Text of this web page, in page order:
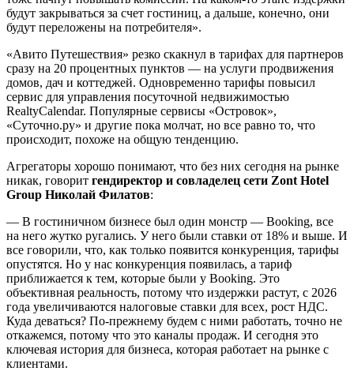
будут закрываться за счет гостиниц, а дальше, конечно, они
будут переложены на потребителя».
«Авито Путешествия» резко скакнул в тарифах для партнеров
сразу на 20 процентных пунктов — на услуги продвижения
домов, дач и коттеджей. Одновременно тарифы повысил
сервис для управления посуточной недвижимостью
RealtyCalendar. Популярные сервисы «Островок»,
«Суточно.ру» и другие пока молчат, но все равно то, что
происходит, похоже на общую тенденцию.
Агрегаторы хорошо понимают, что без них сегодня на рынке
никак, говорит гендиректор и совладелец сети Zont Hotel
Group Николай Филатов:
— В гостиничном бизнесе был один монстр — Booking, все
на него жутко ругались. У него были ставки от 18% и выше. И
все говорили, что, как только появится конкуренция, тарифы
опустятся. Но у нас конкуренция появилась, а тариф
приближается к тем, которые были у Booking. Это
объективная реальность, потому что издержки растут, с 2026
года увеличиваются налоговые ставки для всех, рост НДС.
Куда деваться? По-прежнему будем с ними работать, точно не
откажемся, потому что это каналы продаж. И сегодня это
ключевая история для бизнеса, которая работает на рынке с
клиентами.